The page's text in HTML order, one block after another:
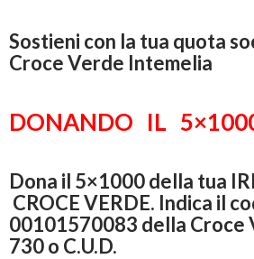
Sostieni con la tua quota
Croce Verde Intemelia
DONANDO IL
Dona il 5×1000 della tua
CROCE VERDE. Indica il
00101570083 della Croce
730 o C.U.D.